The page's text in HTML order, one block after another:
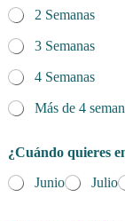
2 Semanas
3 Semanas
4 Semanas
Más de 4
¿Cuándo quieres
Junio
Julio